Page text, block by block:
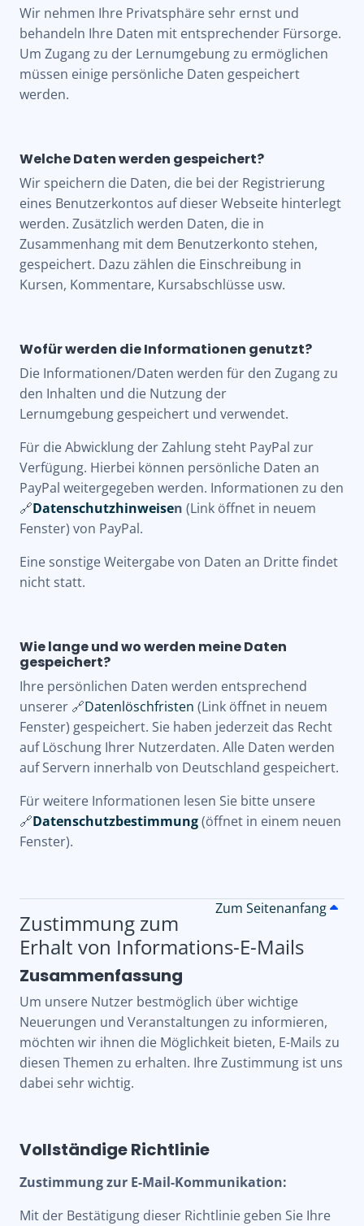
Wir nehmen Ihre Privatsphäre sehr ernst und
behandeln Ihre Daten mit entsprechender Fürsorge.
Um Zugang zu der Lernumgebung zu ermöglichen
müssen einige persönliche Daten gespeichert
werden.
Welche Daten werden gespeichert?
Wir speichern die Daten, die bei der Registrierung
eines Benutzerkontos auf dieser Webseite hinterlegt
werden. Zusätzlich werden Daten, die in
Zusammenhang mit dem Benutzerkonto stehen,
gespeichert. Dazu zählen die Einschreibung in
Kursen, Kommentare, Kursabschlüsse usw.
Wofür werden die Informationen genutzt?
Die Informationen/Daten werden für den Zugang zu
den Inhalten und die Nutzung der
Lernumgebung gespeichert und verwendet.
Für dieAbwicklung der Zahlung steht PayPal zur
Verfügung. Hierbei können persönliche Daten an
PayPal weitergegeben werden. Informationen zu den
🔗Datenschutzhinweisen (Link öffnet in neuem
Fenster) von PayPal.
Eine sonstige Weitergabe von Daten an Dritte findet
nicht statt.
Wie lange und wo werden meine Daten
gespeichert?
Ihre persönlichen Daten werden entsprechend
unserer 🔗Datenlöschfristen (Link öffnet in neuem
Fenster) gespeichert. Sie haben jederzeit das Recht
auf Löschung Ihrer Nutzerdaten. Alle Daten werden
auf Servern innerhalb von Deutschland gespeichert.
Für weitere Informationen lesen Sie bitte unsere
🔗Datenschutzbestimmung(öffnet in einem neuen
Fenster).
Zum Seitenanfang
Zustimmung zum
Erhalt von Informations-E-Mails
Zusammenfassung
Um unsere Nutzer bestmöglich über wichtige
Neuerungen und Veranstaltungen zu informieren,
möchten wir ihnen die Möglichkeit bieten, E-Mails zu
diesen Themen zu erhalten. Ihre Zustimmung ist uns
dabei sehr wichtig.
Vollständige Richtlinie
Zustimmung zur E-Mail-Kommunikation:
Mit der Bestätigung dieser Richtlinie geben Sie Ihre